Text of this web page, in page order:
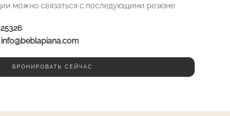
можно связаться с последующими резюме
info@beblapiana.com
БРОНИРОВАТЬ СЕЙЧАС